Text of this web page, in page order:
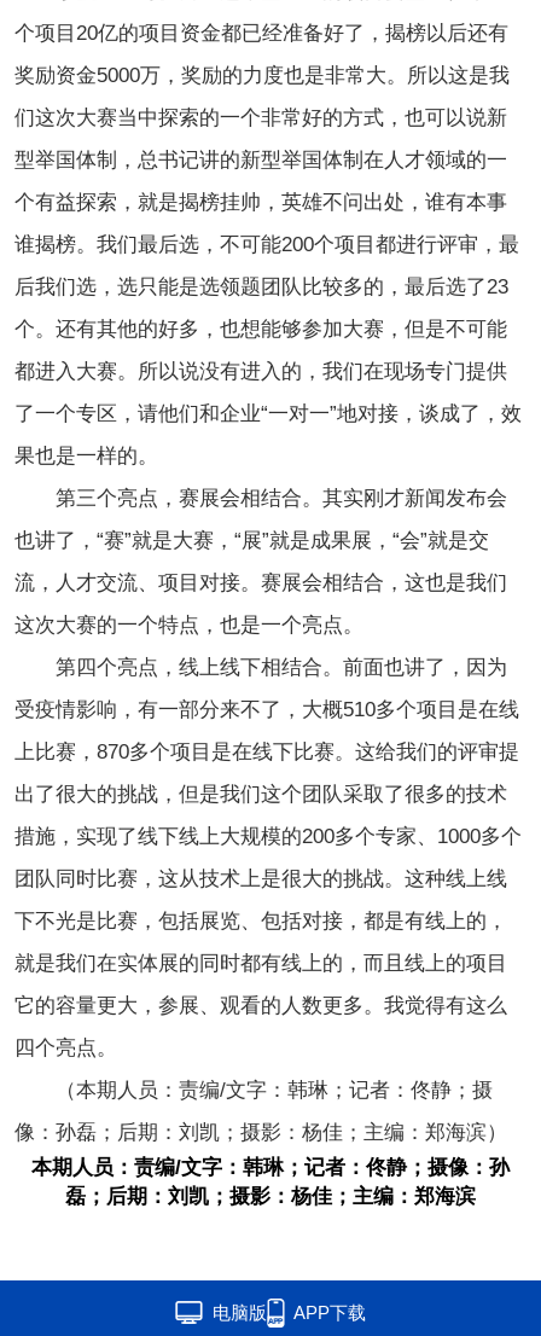
个项目20亿的项目资金都已经准备好了，揭榜以后还有
奖励资金5000万，奖励的力度也是非常大。所以这是我
们这次大赛当中探索的一个非常好的方式，也可以说新
型举国体制，总书记讲的新型举国体制在人才领域的一
个有益探索，就是揭榜挂帅，英雄不问出处，谁有本事
谁揭榜。我们最后选，不可能200个项目都进行评审，最
后我们选，选只能是选领题团队比较多的，最后选了23
个。还有其他的好多，也想能够参加大赛，但是不可能
都进入大赛。所以说没有进入的，我们在现场专门提供
了一个专区，请他们和企业“一对一”地对接，谈成了，效
果也是一样的。
第三个亮点，赛展会相结合。其实刚才新闻发布会
也讲了，“赛”就是大赛，“展”就是成果展，“会”就是交
流，人才交流、项目对接。赛展会相结合，这也是我们
这次大赛的一个特点，也是一个亮点。
第四个亮点，线上线下相结合。前面也讲了，因为
受疫情影响，有一部分来不了，大概510多个项目是在线
上比赛，870多个项目是在线下比赛。这给我们的评审提
出了很大的挑战，但是我们这个团队采取了很多的技术
措施，实现了线下线上大规模的200多个专家、1000多个
团队同时比赛，这从技术上是很大的挑战。这种线上线
下不光是比赛，包括展览、包括对接，都是有线上的，
就是我们在实体展的同时都有线上的，而且线上的项目
它的容量更大，参展、观看的人数更多。我觉得有这么
四个亮点。
（本期人员：责编/文字：韩琳；记者：佟静；摄
像：孙磊；后期：刘凯；摄影：杨佳；主编：郑海滨）
本期人员：责编/文字：韩琳；记者：佟静；摄像：孙
磊；后期：刘凯；摄影：杨佳；主编：郑海滨
电脑版 APP下载